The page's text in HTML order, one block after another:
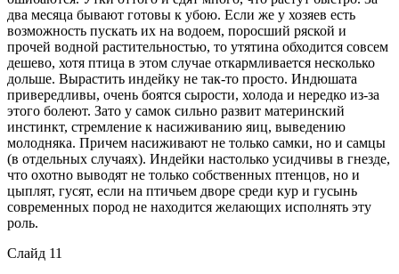
два месяца бывают готовы к убою. Если же у хозяев есть
возможность пускать их на водоем, поросший ряской и
прочей водной растительностью, то утятина обходится совсем
дешево, хотя птица в этом случае откармливается несколько
дольше. Вырастить индейку не так-то просто. Индюшата
привередливы, очень боятся сырости, холода и нередко из-за
этого болеют. Зато у самок сильно развит материнский
инстинкт, стремление к насиживанию яиц, выведению
молодняка. Причем насиживают не только самки, но и самцы
(в отдельных случаях). Индейки настолько усидчивы в гнезде,
что охотно выводят не только собственных птенцов, но и
цыплят, гусят, если на птичьем дворе среди кур и гусынь
современных пород не находится желающих исполнять эту
роль.
Слайд 11